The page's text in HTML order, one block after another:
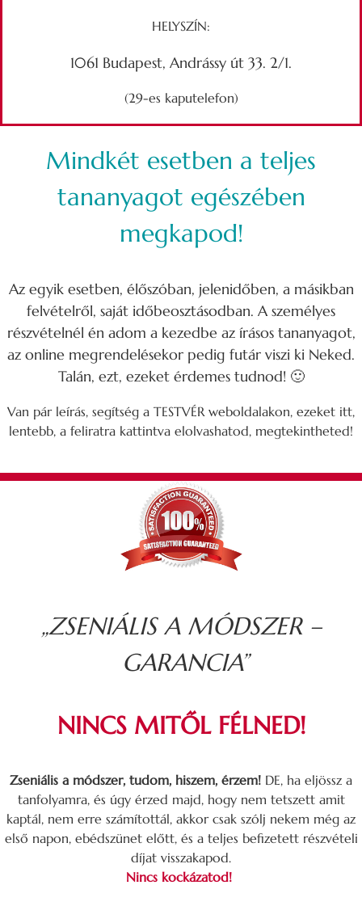
HELYSZÍN:
1061 Budapest, Andrássy út 33. 2/1.
(29-es kaputelefon)
Mindkét esetben a teljes
tananyagot egészében
megkapod!
Az egyik esetben, élőszóban, jelenidőben, a másikban
felvételről, saját időbeosztásodban. A személyes
részvételnél én adom a kezedbe az írásos tananyagot,
az online megrendelésekor pedig futár viszi ki Neked.
Talán, ezt, ezeket érdemes tudnod! 🙂
Van pár leírás, segítség a TESTVÉR weboldalakon, ezeket itt,
lentebb, a feliratra kattintva elolvashatod, megtekintheted!
„ZSENIÁLIS A MÓDSZER –
GARANCIA”
NINCS MITŐL FÉLNED!
Zseniális a módszer, tudom, hiszem, érzem! DE, ha eljössz a
tanfolyamra, és úgy érzed majd, hogy nem tetszett amit
kaptál, nem erre számítottál, akkor csak szólj nekem még az
első napon, ebédszünet előtt, és a teljes befizetett részvételi
díjat visszakapod.
Nincs kockázatod!